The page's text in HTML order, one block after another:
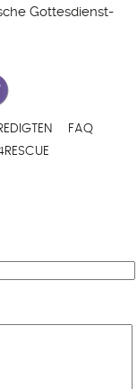
Gottesdienst-
FAQ